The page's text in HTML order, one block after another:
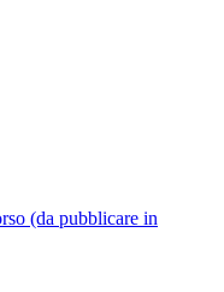
(da pubblicare in